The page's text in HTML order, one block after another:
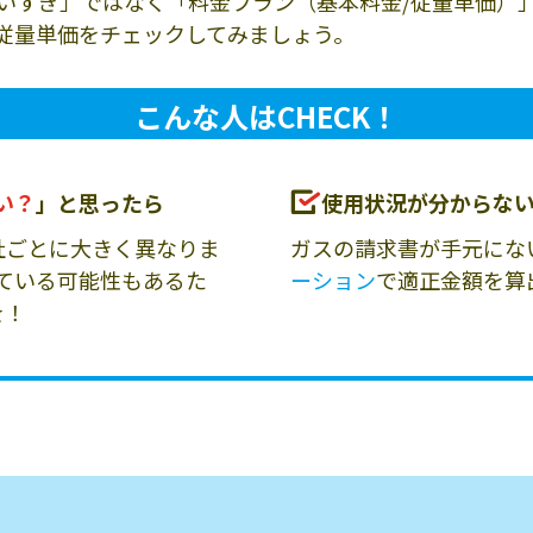
単価をチェックしてみましょう。
こんな人はCHECK！
？ 」と思ったら
とに大きく異なりま
いる可能性もあるた
使用状況が分からな
ガスの請求書が手元に
ーションで適正金額を